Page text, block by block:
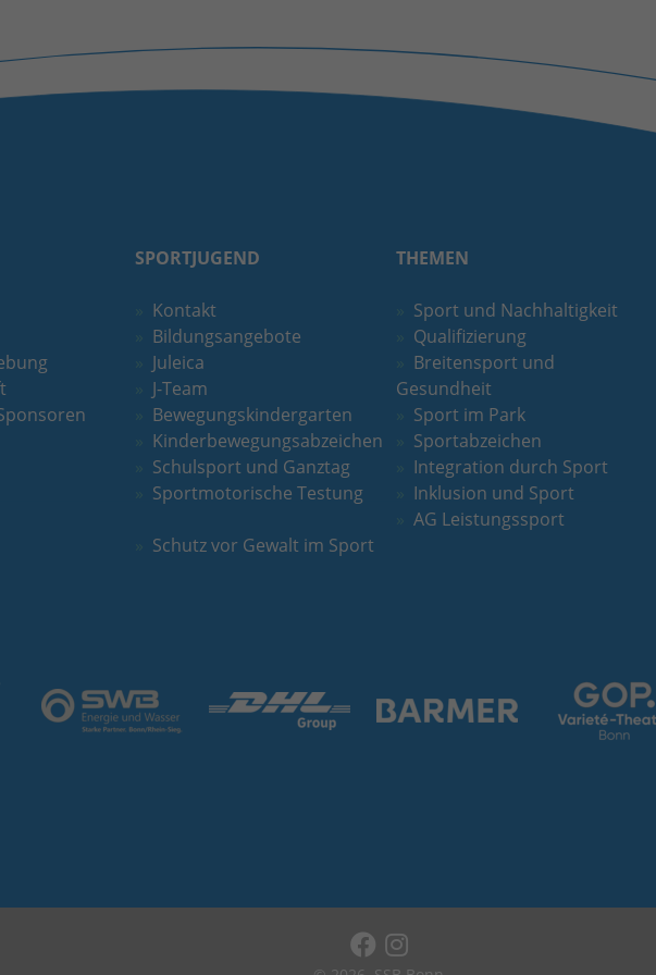
SPORTJUGEND
Kontakt
Bildungsangebote
Juleica
J-Team
Bewegungskindergarten
Kinderbewegungsabzeichen
Schulsport und Ganztag
Sportmotorische Testung
Schutz vor Gewalt im Sport
THEMEN
Sport und Nachhaltigkeit
Qualifizierung
Breitensport und
Gesundheit
Sport im Park
Sportabzeichen
Integration durch Sport
Inklusion und Sport
AG Leistungssport
_ga_DFE3PC1446
Zweck